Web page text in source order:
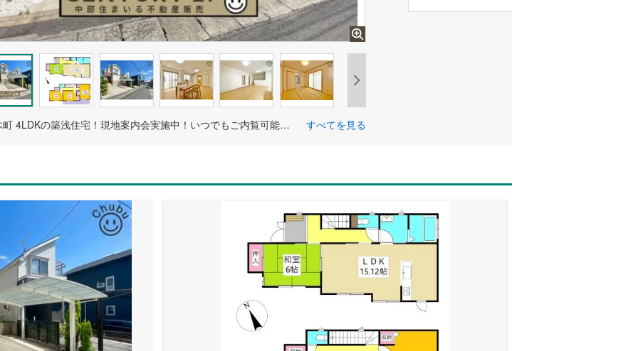
豊田市青木町 4LDKの築浅住宅！現地案内会実施中！いつでもご内覧可能です！平日夜やお仕事終わりのご内覧も大歓迎！ご内覧は「中部住まいる不動産販売」まで、お気軽にお問い合わせください！ すべてを見る